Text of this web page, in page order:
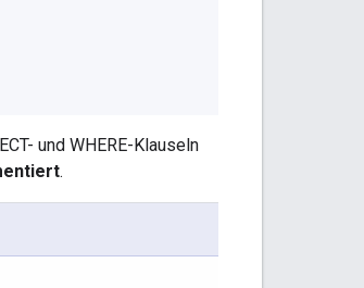
und WHERE-Klauseln
.